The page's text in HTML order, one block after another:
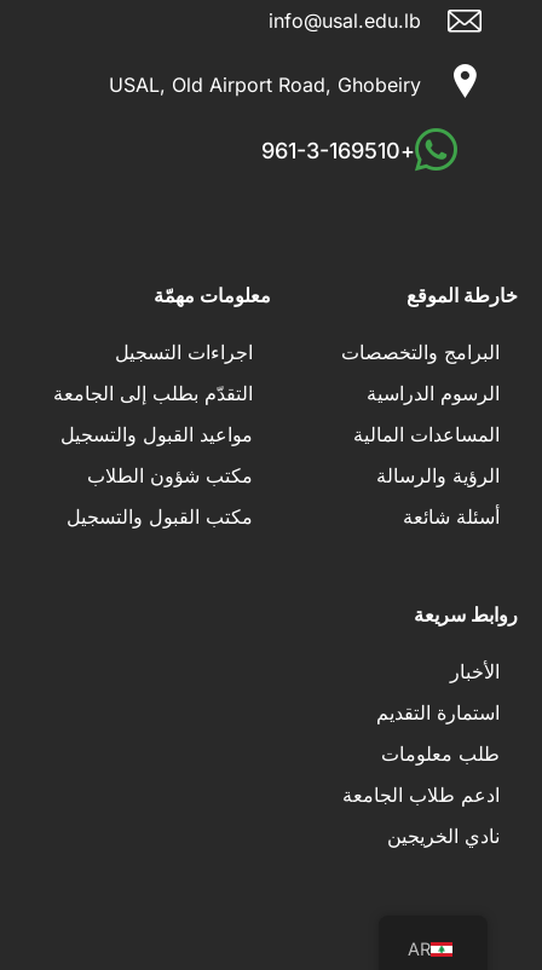
info@usal.edu.lb
USAL, Old Airport Road, Ghobeiry
+961-3-169510
خارطة الموقع
البرامج والتخصصات
الرسوم الدراسية
المساعدات المالية
الرؤية والرسالة
أسئلة شائعة
معلومات مهمّة
اجراءات التسجيل
التقدّم بطلب إلى الجامعة
مواعيد القبول والتسجيل
مكتب شؤون الطلاب
مكتب القبول والتسجيل
روابط سريعة
الأخبار
استمارة التقديم
طلب معلومات
ادعم طلاب الجامعة
نادي الخريجين
AR